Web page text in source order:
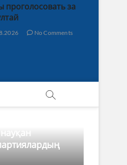
проголосовать за
No Comments